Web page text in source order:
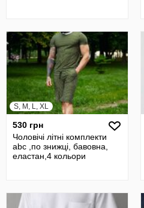
S, M, L, XL
530 грн
Чоловічі літні комплекти
abc ,по знижці, бавовна,
еластан,4 кольори